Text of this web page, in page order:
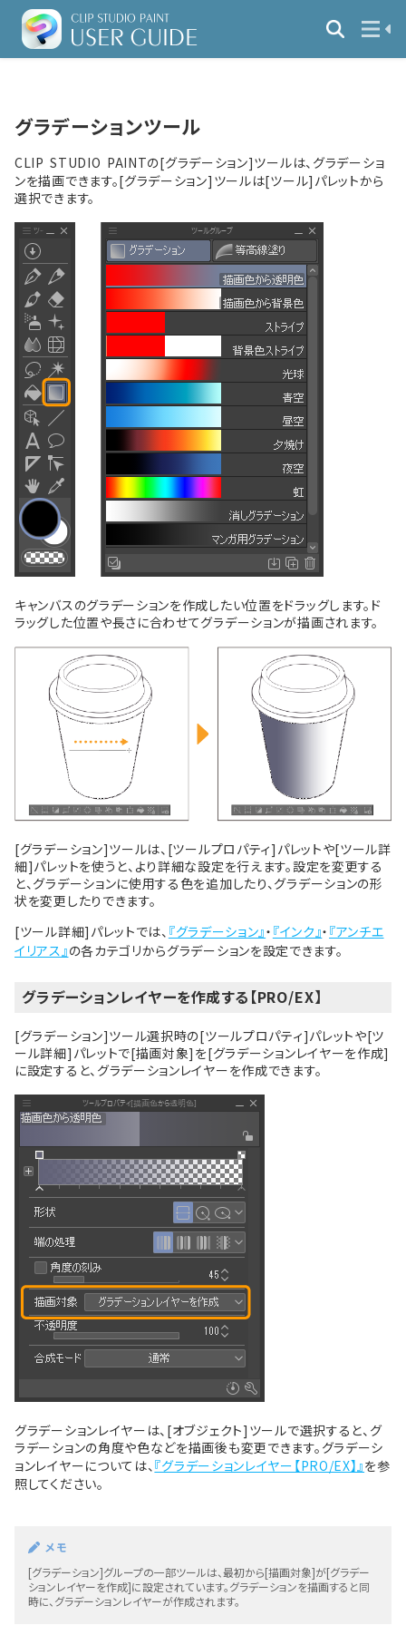
グラデーションツール
CLIP STUDIO PAINTの[グラデーション]ツールは、グラデーショ
ンを描画できます。[グラデーション]ツールは[ツール]パレットから
選択できます。
キャンバスのグラデーションを作成したい位置をドラッグします。ド
ラッグした位置や長さに合わせてグラデーションが描画されます。
[グラデーション]ツールは、[ツールプロパティ]パレットや[ツール詳
細]パレットを使うと、より詳細な設定を行えます。設定を変更する
と、グラデーションに使用する色を追加したり、グラデーションの形
状を変更したりできます。
[ツール詳細]パレットでは、 『グラデーション』・ 『インク』・ 『アンチエ
イリアス』の各カテゴリからグラデーションを設定できます。
グラデーションレイヤーを作成する【PRO/EX】
[グラデーション]ツール選択時の[ツールプロパティ]パレットや[ツ
ール詳細]パレットで[描画対象]を[グラデーションレイヤーを作成]
に設定すると、グラデーションレイヤーを作成できます。
グラデーションレイヤーは、[オブジェクト]ツールで選択すると、グ
ラデーションの角度や色などを描画後も変更できます。グラデーシ
ョンレイヤーについては、 『グラデーションレイヤー【PRO/EX】』を参
照してください。
メモ
[グラデーション]グループの一部ツールは、最初から[描画対象]が[グラデー
ションレイヤーを作成]に設定されています。グラデーションを描画すると同
時に、グラデーションレイヤーが作成されます。